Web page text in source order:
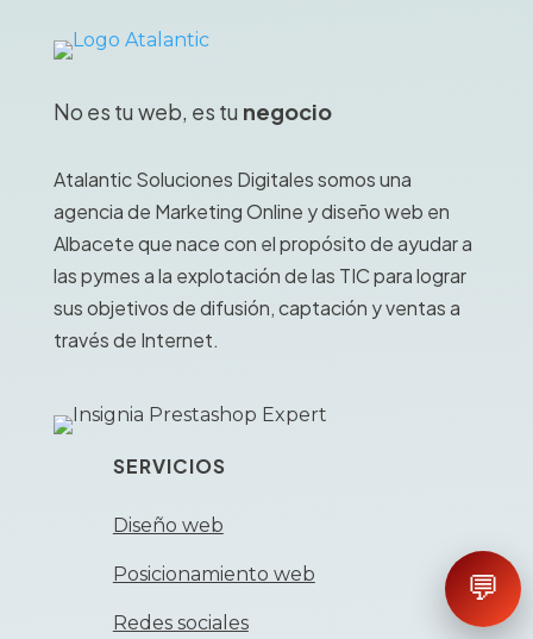
No es tu web, es tu negocio
Atalantic Soluciones Digitales somos una
agencia de Marketing Online y diseño web en
Albacete que nace con el propósito de ayudar a
las pymes a la explotación de las TIC para lograr
sus objetivos de difusión, captación y ventas a
través de Internet.
SERVICIOS
Diseño web
Posicionamiento web
Redes sociales
💬